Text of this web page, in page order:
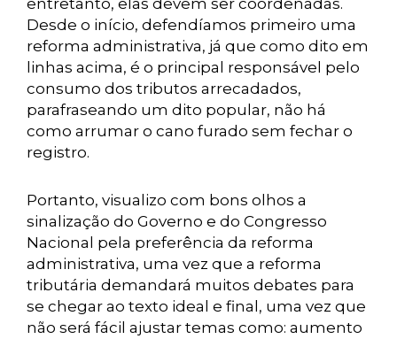
entretanto, elas devem ser coordenadas.
Desde o início, defendíamos primeiro uma
reforma administrativa, já que como dito em
linhas acima, é o principal responsável pelo
consumo dos tributos arrecadados,
parafraseando um dito popular, não há
como arrumar o cano furado sem fechar o
registro.
Portanto, visualizo com bons olhos a
sinalização do Governo e do Congresso
Nacional pela preferência da reforma
administrativa, uma vez que a reforma
tributária demandará muitos debates para
se chegar ao texto ideal e final, uma vez que
não será fácil ajustar temas como: aumento